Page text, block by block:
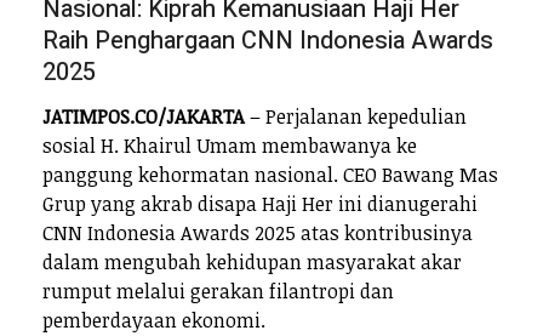
Nasional: Kiprah Kemanusiaan Haji Her
Raih Penghargaan CNN Indonesia Awards
2025
JATIMPOS.CO/JAKARTA– Perjalanan kepedulian
sosial H. Khairul Umam membawanya ke
panggung kehormatan nasional. CEO Bawang Mas
Grup yang akrab disapa Haji Her ini dianugerahi
CNN Indonesia Awards 2025 atas kontribusinya
dalam mengubah kehidupan masyarakat akar
rumput melalui gerakan filantropi dan
pemberdayaan ekonomi.